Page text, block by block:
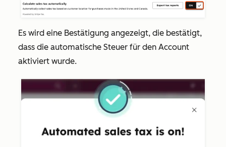
Es wird eine Bestätigung angezeigt, die bestätigt,
dass die automatische Steuer für den Account
aktiviert wurde.